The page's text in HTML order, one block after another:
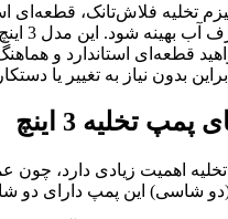
تخلیه فلاش‌تانک،
را
قطعه‌ای استاندارد و
تخلیه 3 اینچ
اهمیت زیادی دارد، چون
(دو شاسی) این پمپ دارای دو